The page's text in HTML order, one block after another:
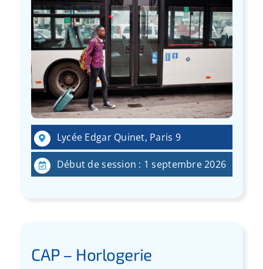
Lycée Edgar Quinet, Paris 9
Début de session : 1 septembre 2026
CAP – Horlogerie